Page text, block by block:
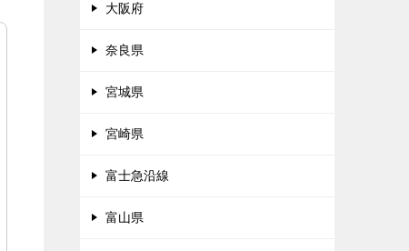
大阪府
奈良県
宮城県
宮崎県
富士急沿線
富山県